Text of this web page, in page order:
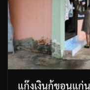
แก๊งเงินกู้ขอนแก่